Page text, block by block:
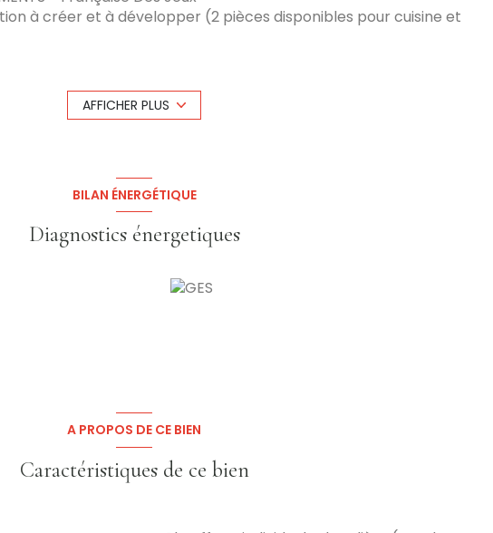
à créer et à développer (2 pièces disponibles pour cuisine et
(Uniquement la Taxe Foncière en Charges)
ce bien est exposé sont disponibles sur le site Géorisques:
AFFICHER PLUS
BILAN ÉNERGÉTIQUE
Diagnostics énergetiques
A PROPOS DE CE BIEN
Caractéristiques de ce bien